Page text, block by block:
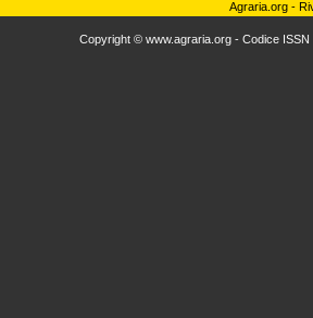
Agraria.org -
Copyright © www.agraria.org - Codice